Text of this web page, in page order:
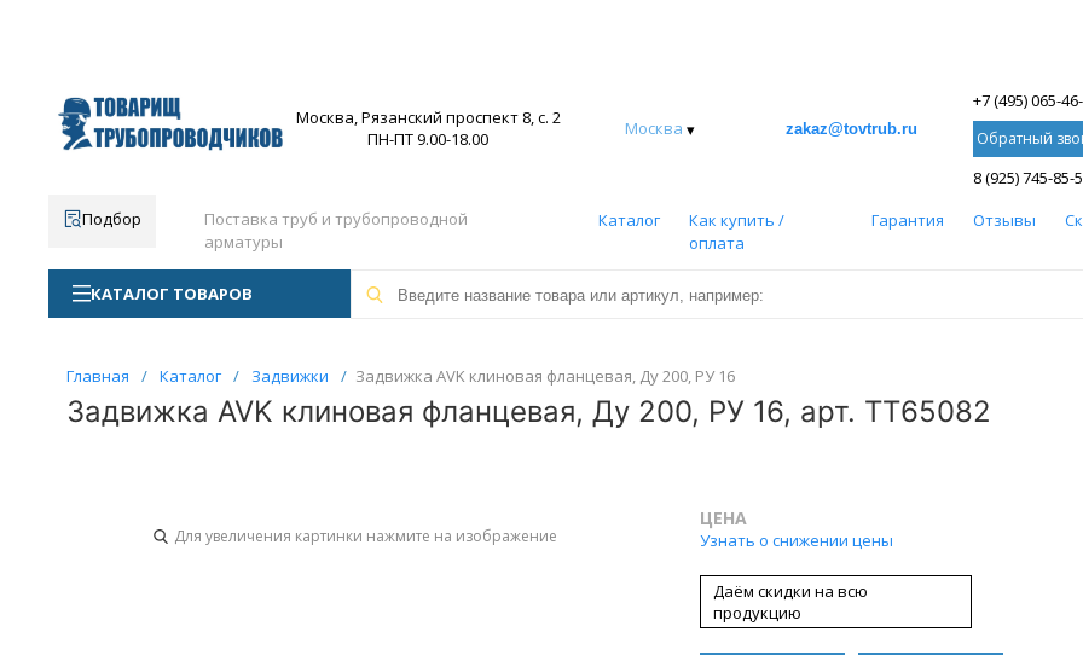
Москва, Рязанский проспект 8, с. 2
ПН-ПТ 9.00-18.00
Москва ▾ zakaz@tovtrub.ru
+7 (495) 065-
Обратный
8 (925) 745-85-
Подбор
Поставка труб и трубопроводной
арматуры
Каталог
Как купить /
оплата
Гарантия Отзывы
КАТАЛОГ ТОВАРОВ
Главная / Каталог / Задвижки / Задвижка AVK клиновая фланцевая, Ду 200, РУ 16
Задвижка AVK клиновая фланцевая, Ду 200, РУ 16, арт. ТТ65082
Для увеличения картинки нажмите на изображение
ЦЕНА
Узнать о снижении цены
Даём скидки на всю
продукцию